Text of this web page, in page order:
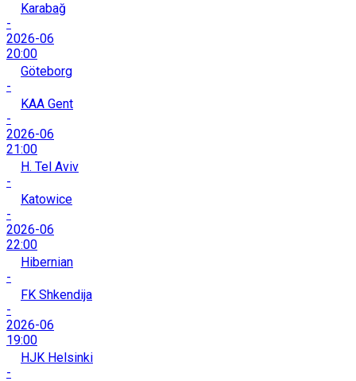
Karabağ
-
2026-06
20:00
Göteborg
-
KAA Gent
-
2026-06
21:00
H. Tel Aviv
-
Katowice
-
2026-06
22:00
Hibernian
-
FK Shkendija
-
2026-06
19:00
HJK Helsinki
-